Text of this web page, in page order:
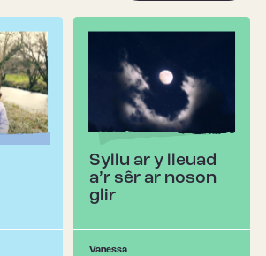
Syllu ar y lleuad
a’r sêr ar noson
glir
Vanessa